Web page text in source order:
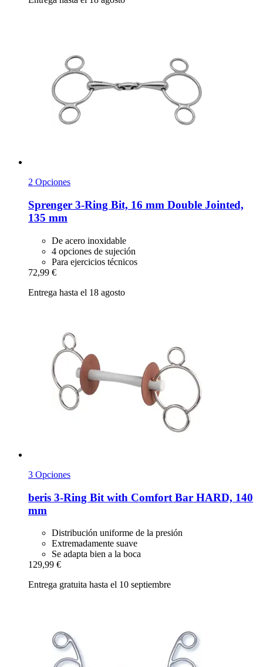
2 Opciones
Sprenger 3-​Ring Bit, 16 mm Double Jointed,
135 mm
De acero inoxidable
4 opciones de sujeción
Para ejercicios técnicos
72,99 €
Entrega hasta el 18 agosto
3 Opciones
beris 3-​Ring Bit with Comfort Bar HARD, 140
mm
Distribución uniforme de la presión
Extremadamente suave
Se adapta bien a la boca
129,99 €
Entrega gratuita hasta el 10 septiembre